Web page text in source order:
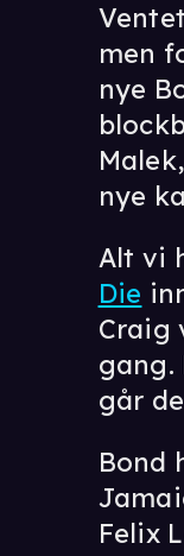
men
nye
nye
Alt vi
Die
Craig
gang.
går
Bond
Felix